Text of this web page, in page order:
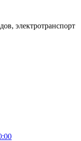
электротранспорт